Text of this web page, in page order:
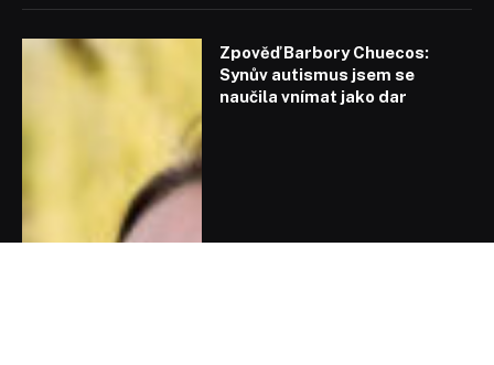
Zpověď Barbory Chuecos:
Synův autismus jsem se
naučila vnímat jako dar